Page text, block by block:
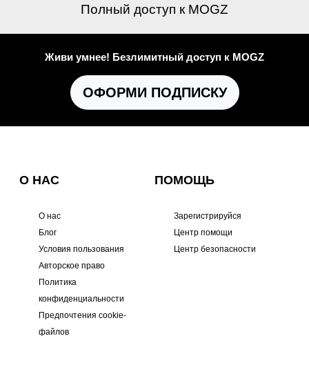
Полный доступ к MOGZ
Живи умнее! Безлимитный доступ к MOGZ
ОФОРМИ ПОДПИСКУ
О НАС
О нас
Блог
Условия пользования
Авторское право
Политика
конфиденциальности
Предпочтения cookie-
файлов
ПОМОЩЬ
Зарегистрируйся
Центр помощи
Центр безопасности